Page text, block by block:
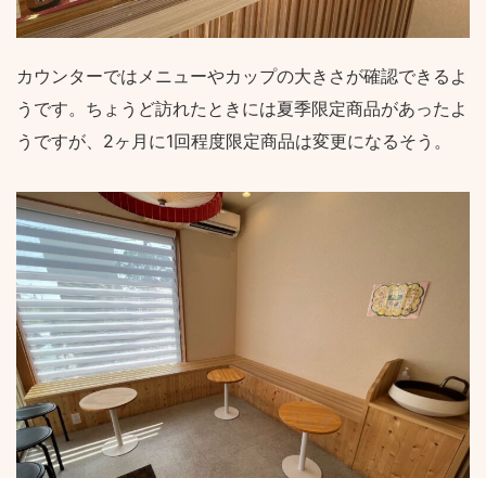
カウンターではメニューやカップの大きさが確認できるよ
うです。ちょうど訪れたときには夏季限定商品があったよ
うですが、2ヶ月に1回程度限定商品は変更になるそう。